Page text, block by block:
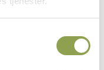
(dublee).